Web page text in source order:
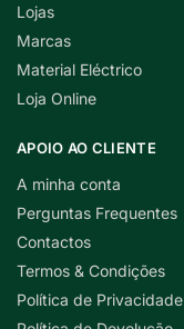
Lojas
Marcas
Material Eléctrico
Loja Online
APOIO AO CLIENTE
A minha conta
Perguntas Frequentes
Contactos
Termos & Condições
Política de Privacidade